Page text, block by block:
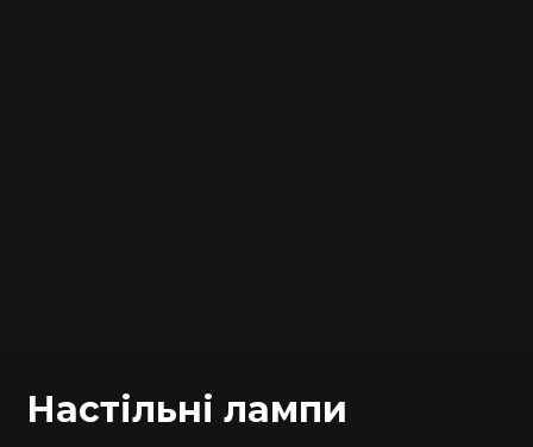
Настільні лампи